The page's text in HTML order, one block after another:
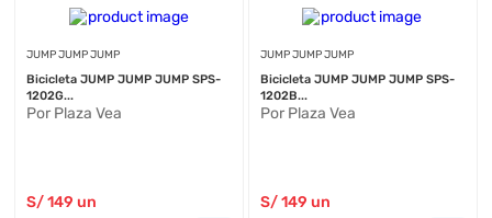
JUMP JUMP JUMP
Bicicleta JUMP JUMP JUMP SPS-
1202G...
Por Plaza Vea
S/149 un
JUMP JUMP JUMP
Bicicleta JUMP JUMP JUMP SPS-
1202B...
Por Plaza Vea
S/149 un